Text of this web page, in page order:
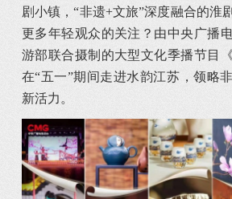
剧小镇，“非遗+文旅”深度融合的淮
更多年轻观众的关注？由中央广播
游部联合摄制的大型文化季播节目
在“五一”期间走进水韵江苏，领略
新活力。